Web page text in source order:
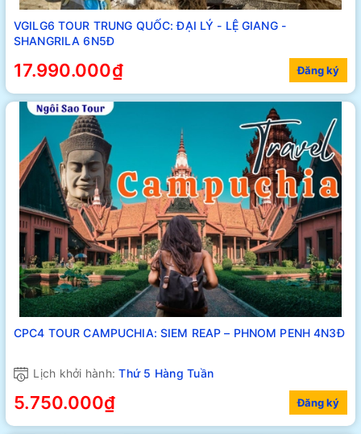
VGILG6 TOUR TRUNG QUỐC: ĐẠI LÝ - LỆ GIANG -
SHANGRILA 6N5Đ
17.990.000₫ Đăng ký
CPC4 TOUR CAMPUCHIA: SIEM REAP – PHNOM PENH 4N3Đ
Lịch khởi hành:Thứ 5 Hàng Tuần
5.750.000₫ Đăng ký